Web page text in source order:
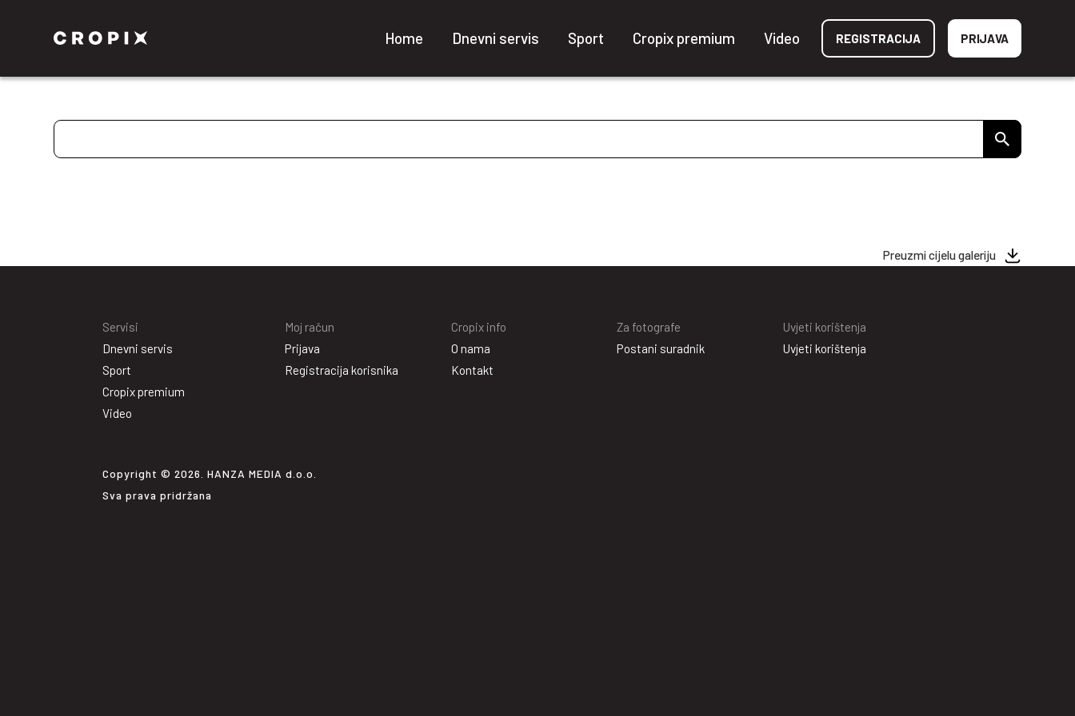
Home Dnevni servis Sport Cropix premium Video REGISTRACIJA PRIJAVA
Preuzmi cijelu galeriju
Servisi
Dnevni servis
Sport
Cropix premium
Video
Moj račun
Prijava
Registracija korisnika
Cropix info
O nama
Kontakt
Za fotografe
Postani suradnik
Uvjeti korištenja
Uvjeti korištenja
Copyright © 2026. HANZA MEDIA d.o.o.
Sva prava pridržana